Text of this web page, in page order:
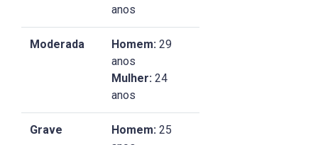
anos
Moderada Homem: 29
anos
Mulher: 24
anos
Grave Homem: 25